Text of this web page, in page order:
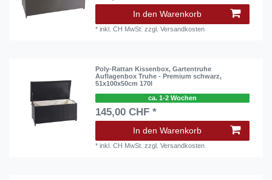
In den Warenkorb
*inkl. CH MwSt. zzgl.Versandkosten
Poly-Rattan Kissenbox, Gartentruhe
Auflagenbox Truhe - Premium schwarz,
51x100x50cm 170l
ca. 1-2 Wochen
145,00 CHF *
In den Warenkorb
*inkl. CH MwSt. zzgl.Versandkosten